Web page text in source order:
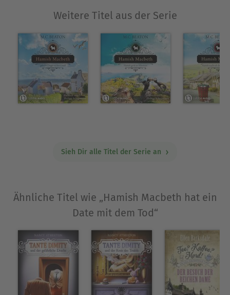
Weitere Titel aus der Serie
Sieh Dir alle Titel der Serie an
Ähnliche Titel wie „Hamish Macbeth hat ein
Date mit dem Tod“